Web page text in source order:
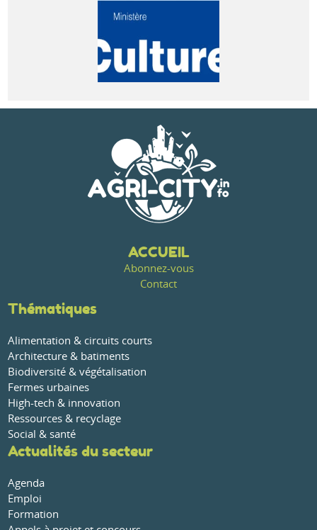
ACCUEIL
Abonnez-vous
Contact
Thématiques
Alimentation & circuits courts
Architecture & batiments
Biodiversité & végétalisation
Fermes urbaines
High-tech & innovation
Ressources & recyclage
Social & santé
Actualités du secteur
Agenda
Emploi
Formation